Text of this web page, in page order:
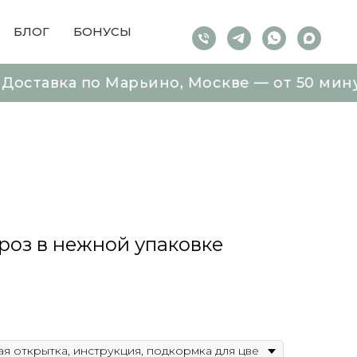
Марьино, Москве — от 50 минут
Марьино, Москве — от 50 минут
БЛОГ БОНУСЫ
в нежной упаковке